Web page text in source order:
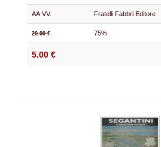
AA.VV. Fratelli Fabbri Editore
20.00 € 75%
5.00 €